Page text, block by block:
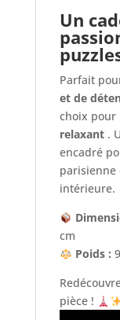
Un
Parfait
et de
choix pour
relaxant.
encadré
parisienne
intérieure.
cm
Poids :
pièce !